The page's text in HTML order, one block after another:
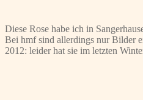
Diese Rose habe ich in
Bei hmf sind allerdings nur Bilder
2012: leider hat sie im letzten